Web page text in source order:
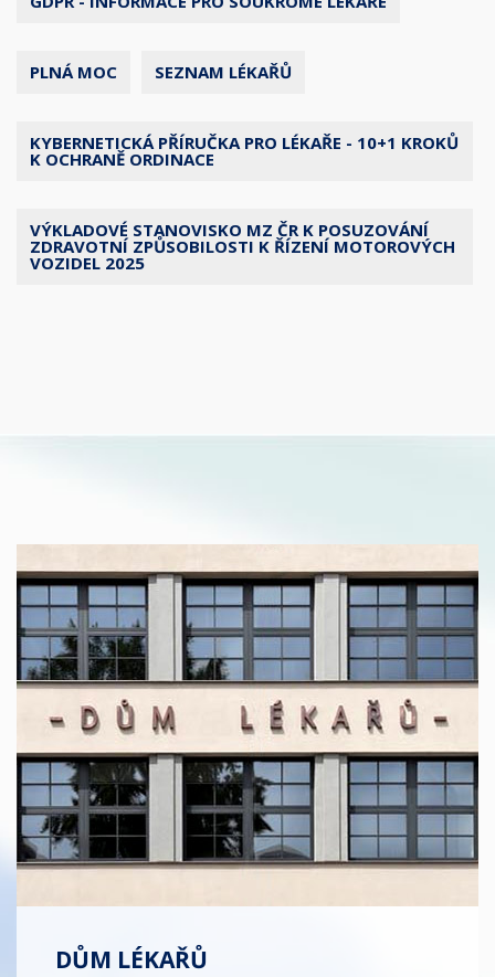
PLNÁ MOC SEZNAM LÉKAŘŮ
KYBERNETICKÁ PŘÍRUČKA PRO LÉKAŘE - 10+1 KROKŮ
K OCHRANĚ ORDINACE
VÝKLADOVÉ STANOVISKO MZ ČR K POSUZOVÁNÍ
ZDRAVOTNÍ ZPŮSOBILOSTI K ŘÍZENÍ MOTOROVÝCH
VOZIDEL 2025
DŮM LÉKAŘŮ